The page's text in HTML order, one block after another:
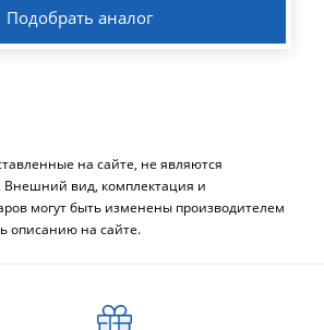
Подобрать аналог
на сайте, не являются
Внешний вид, комплектация и
могут быть изменены производителем
описанию на сайте.